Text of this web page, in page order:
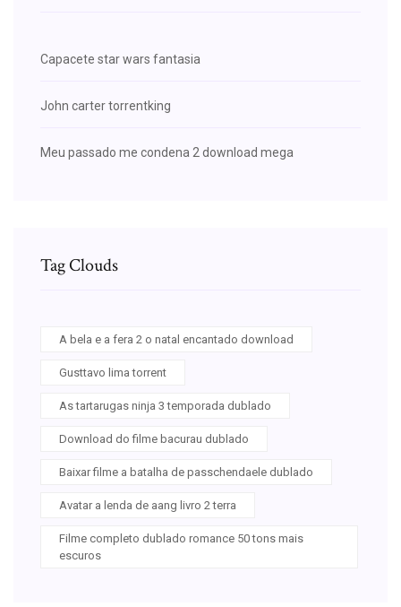
Capacete star wars fantasia
John carter torrentking
Meu passado me condena 2 download mega
Tag Clouds
A bela e a fera 2 o natal encantado download
Gusttavo lima torrent
As tartarugas ninja 3 temporada dublado
Download do filme bacurau dublado
Baixar filme a batalha de passchendaele dublado
Avatar a lenda de aang livro 2 terra
Filme completo dublado romance 50 tons mais
escuros